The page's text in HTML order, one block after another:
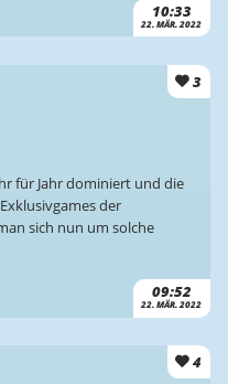
10:33
22. MÄR. 2022
3
09:52
22. MÄR. 2022
für Jahr dominiert und die
der
sich nun um solche
4